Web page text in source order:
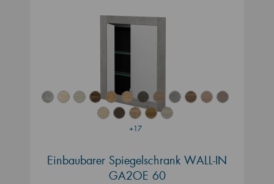
+17
Einbaubarer Spiegelschrank WALL-IN
GA2OE 60